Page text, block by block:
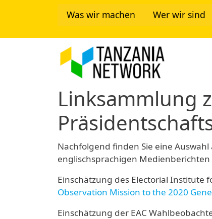
Was wir machen Wer wir sind
Linksammlung
Nachfolgend finden Sie eine
englischsprachigen
Einschätzung des Electorial Institute
Observation Mission to the 2020
Einschätzung der EAC